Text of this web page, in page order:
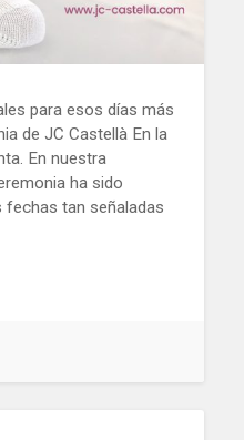
para esos días más
de JC Castellà En la
En nuestra
ha sido
fechas tan señaladas